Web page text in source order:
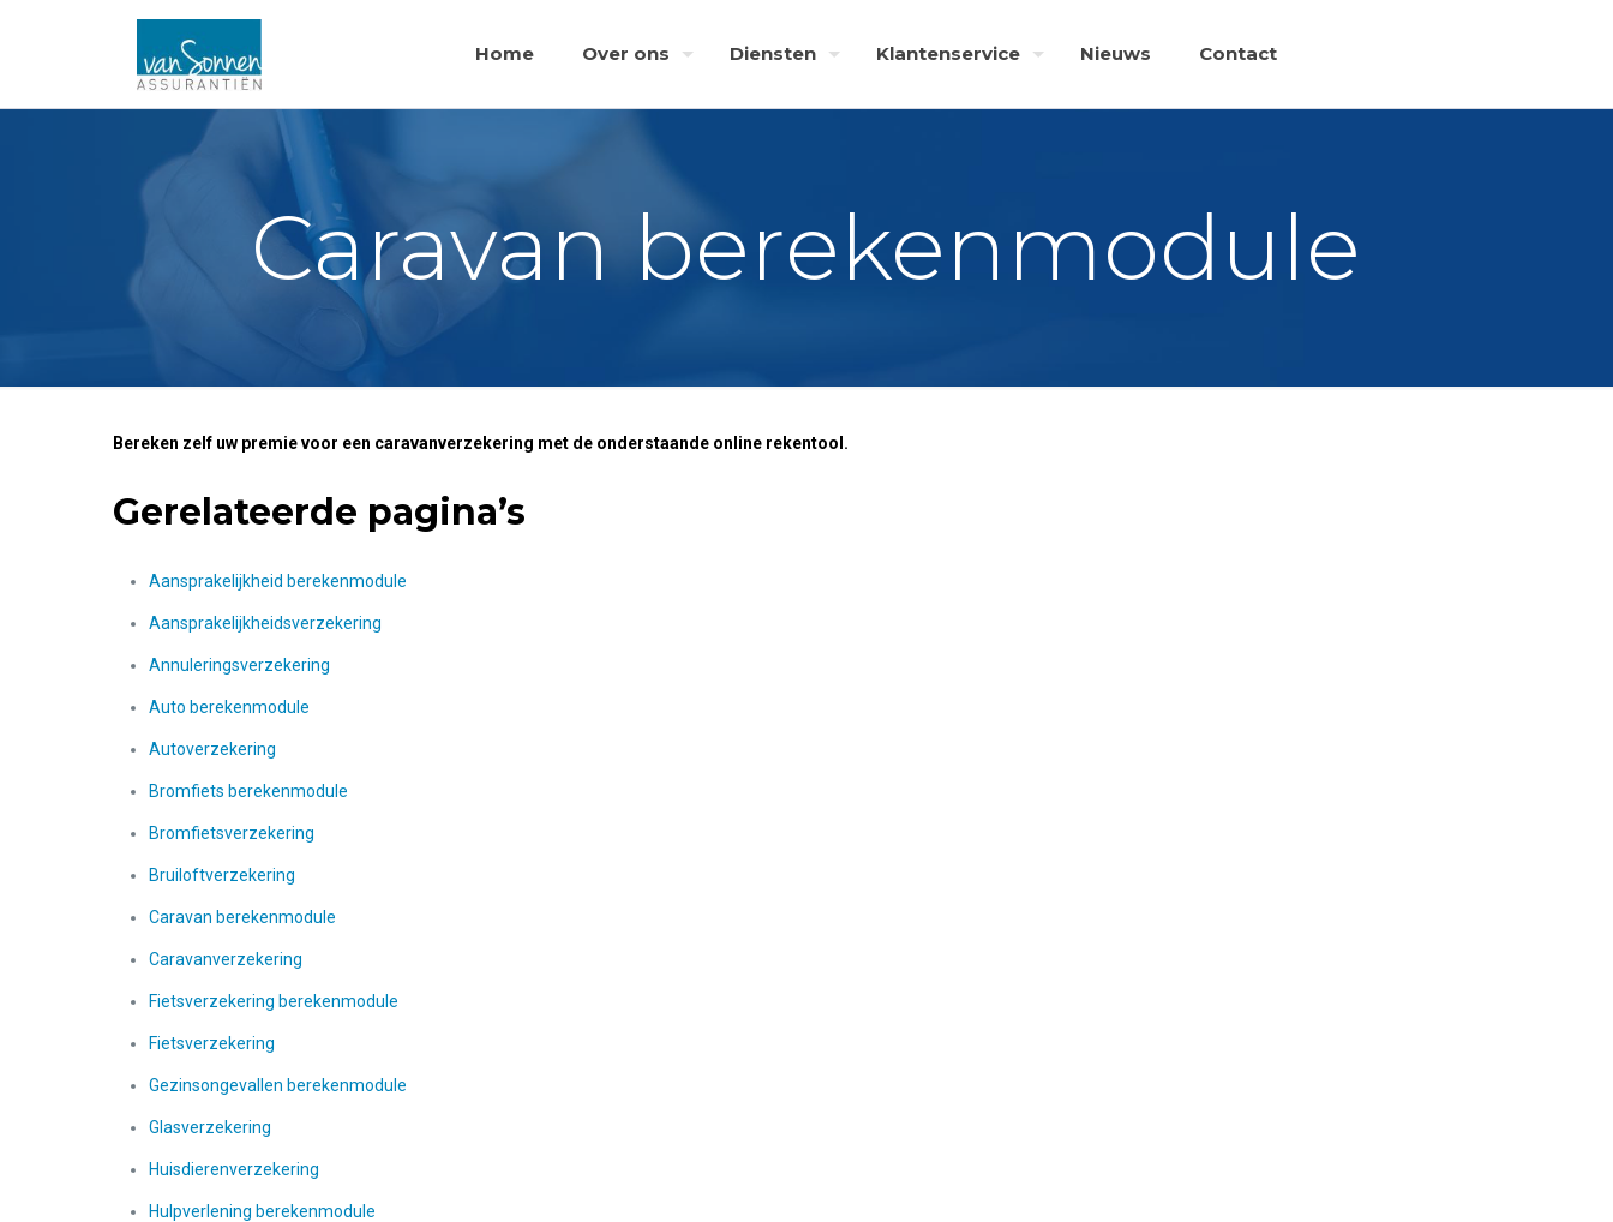
Home Over ons Diensten Klantenservice Nieuws Contact
Caravan berekenmodule
Bereken zelf uw premie voor een caravanverzekering met de onderstaande online rekentool.
Gerelateerde pagina’s
Aansprakelijkheid berekenmodule
Aansprakelijkheidsverzekering
Annuleringsverzekering
Auto berekenmodule
Autoverzekering
Bromfiets berekenmodule
Bromfietsverzekering
Bruiloftverzekering
Caravan berekenmodule
Caravanverzekering
Fietsverzekering berekenmodule
Fietsverzekering
Gezinsongevallen berekenmodule
Glasverzekering
Huisdierenverzekering
Hulpverlening berekenmodule